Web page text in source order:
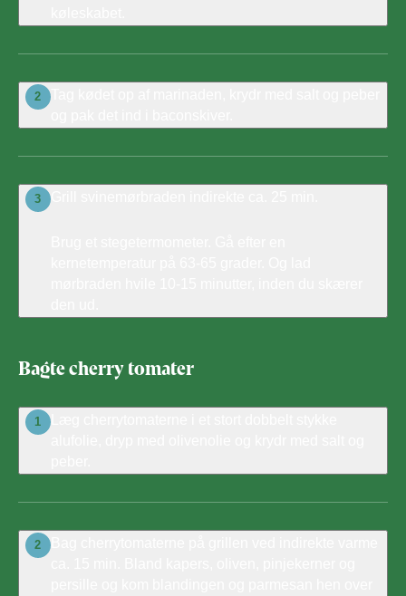
2
Tag kødet op af marinaden, krydr med salt og peber
3 Grill svinemørbraden indirekte ca. 25 min.
Bagte cherry tomater
1
Læg cherrytomaterne i et stort dobbelt stykke
2
Bag cherrytomaterne på grillen ved indirekte varme